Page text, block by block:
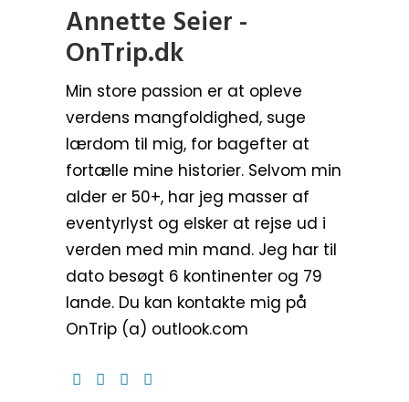
Annette Seier -
OnTrip.dk
Min store passion er at opleve
verdens mangfoldighed, suge
lærdom til mig, for bagefter at
fortælle mine historier. Selvom min
alder er 50+, har jeg masser af
eventyrlyst og elsker at rejse ud i
verden med min mand. Jeg har til
dato besøgt 6 kontinenter og 79
lande. Du kan kontakte mig på
OnTrip (a) outlook.com